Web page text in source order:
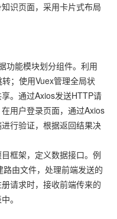
识页面，采用卡片式布局
功能模块划分组件。利用
；使用Vuex管理全局状
。通过Axios发送HTTP请
用户登录页面，通过Axios
行验证，根据返回结果决
框架，定义数据接口。例
由文件，处理前端发送的
请求时，接收前端传来的
。